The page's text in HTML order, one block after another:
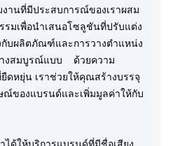
นที่มีประสบการณ์ของเราผสม
รมเพื่อนำเสนอโซลูชันที่ปรับแต่ง
กับผลิตภัณฑ์และการวางตำแหน่ง
งสมบูรณ์แบบ ด้วยความ
ดหยุ่น เราช่วยให้คุณสร้างบรรจุ
ของแบรนด์และเพิ่มมูลค่าให้กับ